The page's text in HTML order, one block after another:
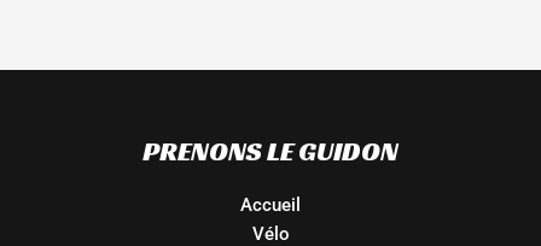
PRENONS LE GUIDON
Accueil
Vélo